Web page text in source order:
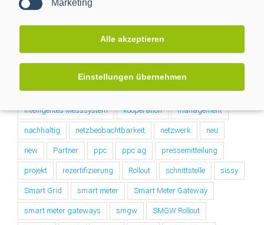
Marketing
Alle akzeptieren
Einstellungen übernehmen
Digitalisierung der Energiewende
förderprojekt iMSys innovation
intelligentes Messsystem kooperation management
nachhaltig netzbeobachtbarkeit netzwerk neu
new Partner ppc ppc ag pressemitteilung
projekt rezertifizierung Rollout schnittstelle sissy
Smart Grid smart meter Smart Meter Gateway
smart meter gateways smgw SMGW Rollout